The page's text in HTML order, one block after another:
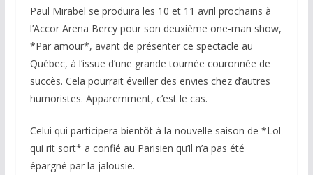
Paul Mirabel se produira les 10 et 11 avril prochains à
l’Accor Arena Bercy pour son deuxième one-man show,
*Par amour*, avant de présenter ce spectacle au
Québec, à l’issue d’une grande tournée couronnée de
succès. Cela pourrait éveiller des envies chez d’autres
humoristes. Apparemment, c’est le cas.
Celui qui participera bientôt à la nouvelle saison de *Lol
qui rit sort* a confié au Parisien qu’il n’a pas été
épargné par la jalousie.